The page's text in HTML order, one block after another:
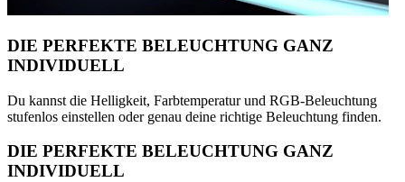
DIE PERFEKTE BELEUCHTUNG GANZ
INDIVIDUELL
Du kannst die Helligkeit, Farbtemperatur und RGB-Beleuchtung
stufenlos einstellen oder genau deine richtige Beleuchtung finden.
DIE PERFEKTE BELEUCHTUNG GANZ
INDIVIDUELL